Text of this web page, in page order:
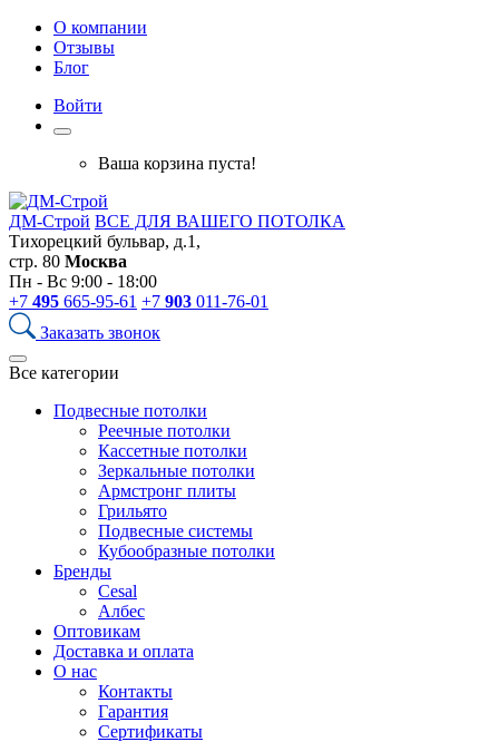
О компании
Отзывы
Блог
Войти
Ваша корзина пуста!
ДМ-Строй ВСЕ ДЛЯ ВАШЕГО ПОТОЛКА
Тихорецкий бульвар, д.1,
стр. 80 Москва
Пн - Вс 9:00 - 18:00
+7 495 665-95-61 +7 903 011-76-01
Заказать звонок
Все категории
Подвесные потолки
Реечные потолки
Кассетные потолки
Зеркальные потолки
Армстронг плиты
Грильято
Подвесные системы
Кубообразные потолки
Бренды
Cesal
Албес
Оптовикам
Доставка и оплата
О нас
Контакты
Гарантия
Сертификаты